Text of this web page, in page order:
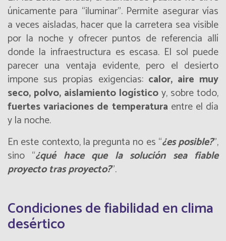
únicamente para “iluminar”. Permite asegurar vías
a veces aisladas, hacer que la carretera sea visible
por la noche y ofrecer puntos de referencia allí
donde la infraestructura es escasa. El sol puede
parecer una ventaja evidente, pero el desierto
impone sus propias exigencias: calor, aire muy
seco, polvo, aislamiento logísticoy, sobre todo,
fuertes variaciones de temperatura entre el día
y la noche.
En este contexto, la pregunta no es “¿es posible?”,
sino “¿qué hace que la solución sea fiable
proyecto tras proyecto?”.
Condiciones de fiabilidad en clima
desértico